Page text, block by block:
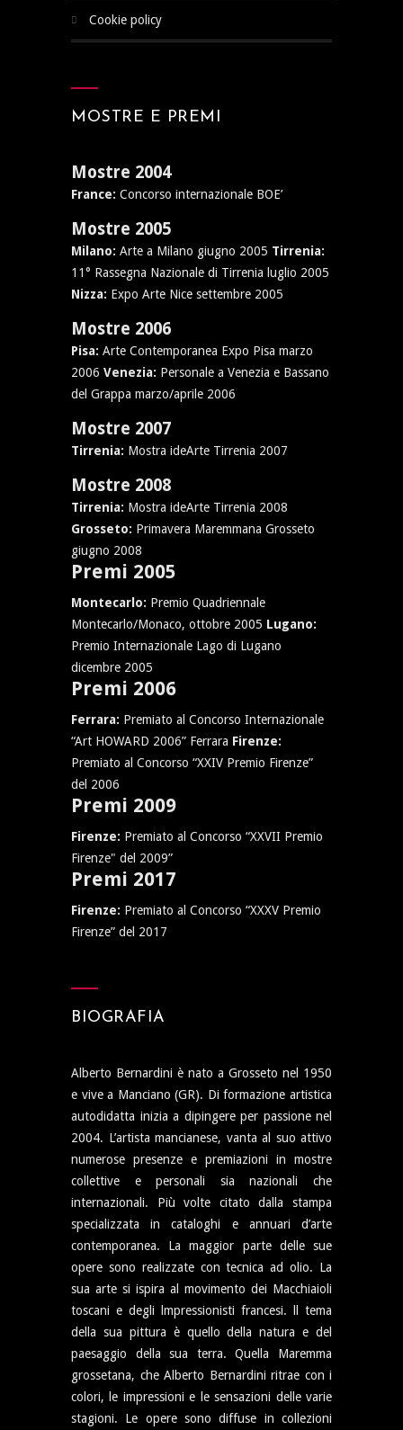
cookie policy
MOSTRE E PREMI
Mostre 2004
France: Concorso internazionale BOE’
Mostre 2005
Milano: Arte a Milano giugno 2005 Tirrenia:
11° Rassegna Nazionale di Tirrenia luglio 2005
Nizza: Expo Arte Nice settembre 2005
Mostre 2006
Pisa: Arte Contemporanea Expo Pisa marzo
2006 Venezia: Personale a Venezia e Bassano
del Grappa marzo/aprile 2006
Mostre 2007
Tirrenia: Mostra ideArte Tirrenia 2007
Mostre 2008
Tirrenia: Mostra ideArte Tirrenia 2008
Grosseto: Primavera Maremmana Grosseto
giugno 2008
Premi 2005
Montecarlo: Premio Quadriennale
Montecarlo/Monaco, ottobre 2005 Lugano:
Premio Internazionale Lago di Lugano
dicembre 2005
Premi 2006
Ferrara: Premiato al Concorso Internazionale
“Art HOWARD 2006” Ferrara Firenze:
Premiato al Concorso “XXIV Premio Firenze”
del 2006
Premi 2009
Firenze: Premiato al Concorso “XXVII Premio
Firenze" del 2009”
Premi 2017
Firenze: Premiato al Concorso “XXXV Premio
Firenze” del 2017
BIOGRAFIA
Alberto Bernardini è nato a Grosseto nel 1950
e vive a Manciano (GR). Di formazione artistica
autodidatta inizia a dipingere per passione nel
2004. L’artista mancianese, vanta al suo attivo
numerose presenze e premiazioni in mostre
collettive e personali sia nazionali che
internazionali. Più volte citato dalla stampa
specializzata in cataloghi e annuari d’arte
contemporanea. La maggior parte delle sue
opere sono realizzate con tecnica ad olio. La
sua arte si ispira al movimento dei Macchiaioli
toscani e degli lmpressionisti francesi. ll tema
della sua pittura è quello della natura e del
paesaggio della sua terra. Quella Maremma
grossetana, che Alberto Bernardini ritrae con i
colori, le impressioni e le sensazioni delle varie
stagioni. Le opere sono diffuse in collezioni